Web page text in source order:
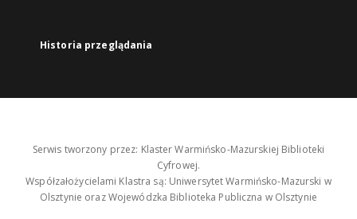
Historia przeglądania
Serwis tworzony przez: Klaster Warmińsko-Mazurskiej Biblioteki
Cyfrowej.
Współzałożycielami Klastra są: Uniwersytet Warmińsko-Mazurski w
Olsztynie oraz Wojewódzka Biblioteka Publiczna w Olsztynie